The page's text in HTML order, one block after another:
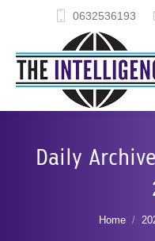
0632536193
Daily
You are
Home